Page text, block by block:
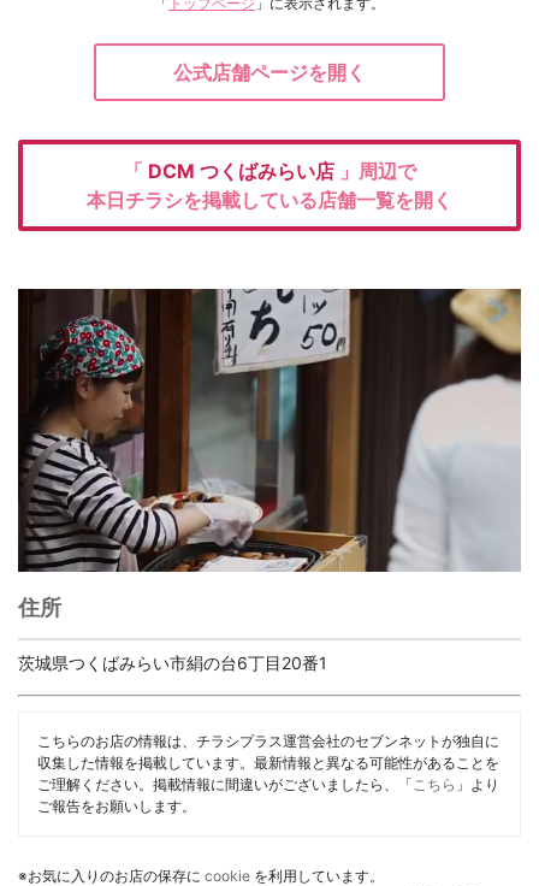
公式店舗ページを開く
「 DCM つくばみらい店 」周辺で
本日チラシを掲載している店舗一覧を開く
住所
茨城県つくばみらい市絹の台6丁目20番1
こちらのお店の情報は、チラシプラス運営会社のセブンネットが独自に
収集した情報を掲載しています。最新情報と異なる可能性があることを
ご理解ください。掲載情報に間違いがございましたら、「 こちら 」より
ご報告をお願いします。
※お気に入りのお店の保存に cookie を利用しています。